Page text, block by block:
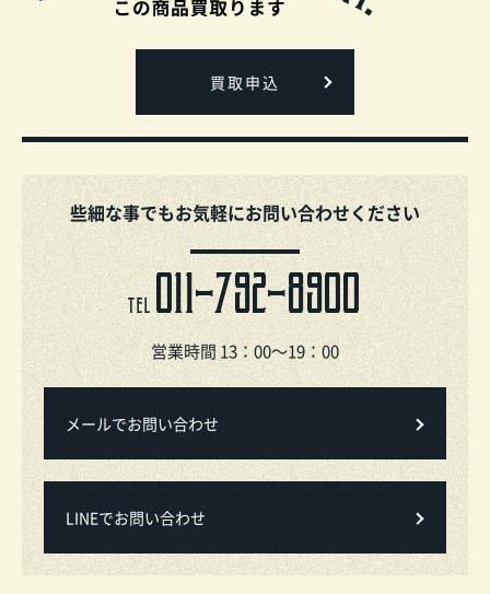
買取申込
些細な事でもお気軽にお問い合わせください
TEL 011-792-8900
営業時間 13：00～19：00
メールでお問い合わせ
LINEでお問い合わせ